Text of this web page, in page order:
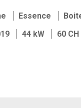
Essence
44 kW 60 CH